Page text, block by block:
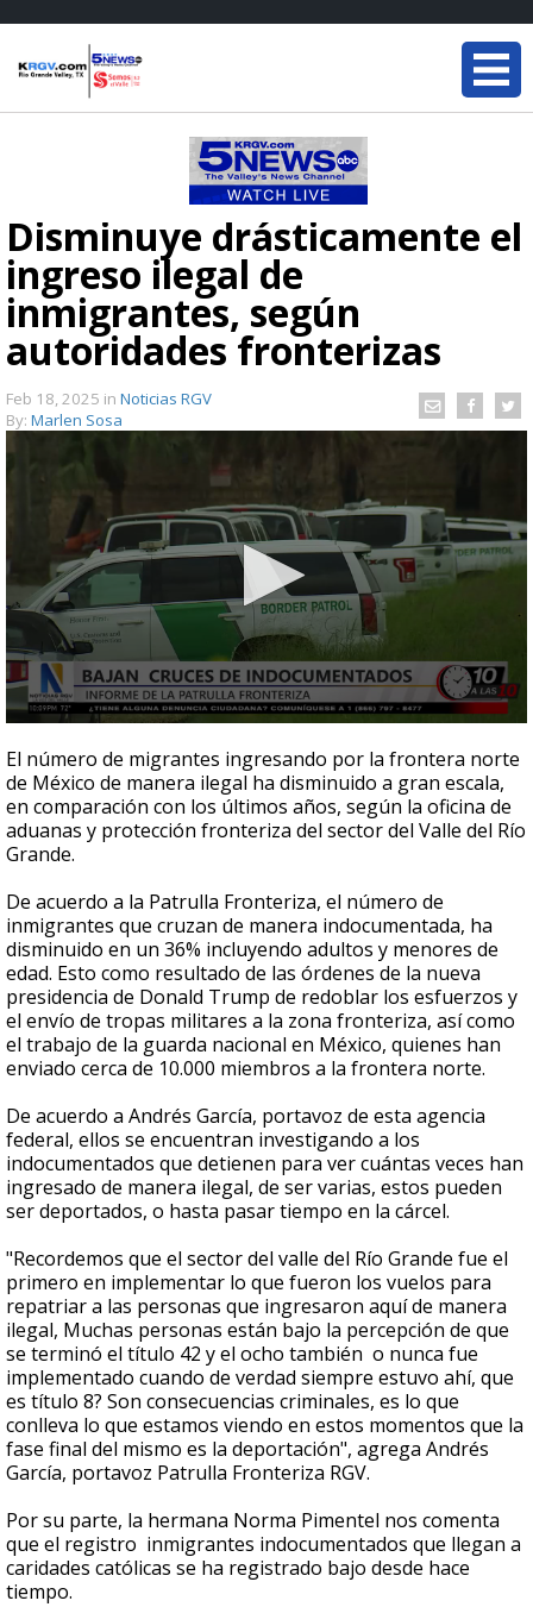
Disminuye drásticamente el
ingreso ilegal de
inmigrantes, según
autoridades fronterizas
Feb 18, 2025 in Noticias RGV
By: Marlen Sosa
seconds
of
2
minutes,
24
seconds
El número de migrantes ingresando por la frontera norte
de México de manera ilegal ha disminuido a gran escala,
en comparación con los últimos años, según la oficina de
aduanas y protección fronteriza del sector del Valle del Río
Grande.
De acuerdo a la Patrulla Fronteriza, el número de
inmigrantes que cruzan de manera indocumentada, ha
disminuido en un 36% incluyendo adultos y menores de
edad. Esto como resultado de las órdenes de la nueva
presidencia de Donald Trump de redoblar los esfuerzos y
el envío de tropas militares a la zona fronteriza, así como
el trabajo de la guarda nacional en México, quienes han
enviado cerca de 10.000 miembros a la frontera norte.
De acuerdo a Andrés García, portavoz de esta agencia
federal, ellos se encuentran investigando a los
indocumentados que detienen para ver cuántas veces han
ingresado de manera ilegal, de ser varias, estos pueden
ser deportados, o hasta pasar tiempo en la cárcel.
"Recordemos que el sector del valle del Río Grande fue el
primero en implementar lo que fueron los vuelos para
repatriar a las personas que ingresaron aquí de manera
ilegal, Muchas personas están bajo la percepción de que
se terminó el título 42 y el ocho también o nunca fue
implementado cuando de verdad siempre estuvo ahí, que
es título 8? Son consecuencias criminales, es lo que
conlleva lo que estamos viendo en estos momentos que la
fase final del mismo es la deportación", agrega Andrés
García, portavoz Patrulla Fronteriza RGV.
Por su parte, la hermana Norma Pimentel nos comenta
que el registro inmigrantes indocumentados que llegan a
caridades católicas se ha registrado bajo desde hace
tiempo.